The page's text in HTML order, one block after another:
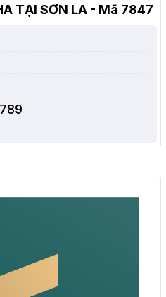
TẠI SƠN LA - Mã 7847